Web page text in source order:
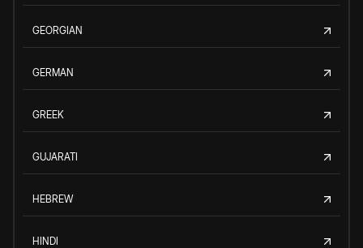
GEORGIAN
GERMAN
GREEK
GUJARATI
HEBREW
HINDI